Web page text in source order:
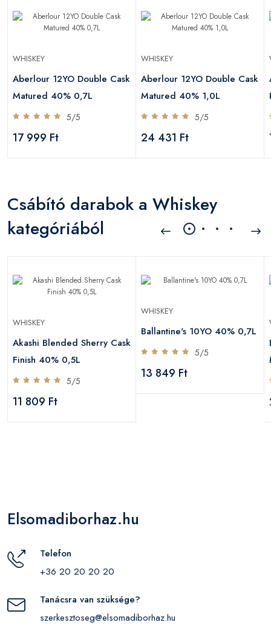
WHISKEY
Aberlour 12YO Double Cask
Matured 40% 0,7L
5/5
17 999 Ft
WHISKEY
Aberlour 12YO Double Cask
Matured 40% 1,0L
5/5
24 431 Ft
Csábító darabok a Whiskey
kategóriából
WHISKEY
Akashi Blended Sherry Cask
Finish 40% 0,5L
5/5
11 809 Ft
WHISKEY
Ballantine's 10YO 40% 0,7L
5/5
13 849 Ft
Elsomadiborhaz.hu
Telefon
+36 20 20 20 20
Tanácsra van szüksége?
szerkesztoseg@elsomadiborhaz.hu